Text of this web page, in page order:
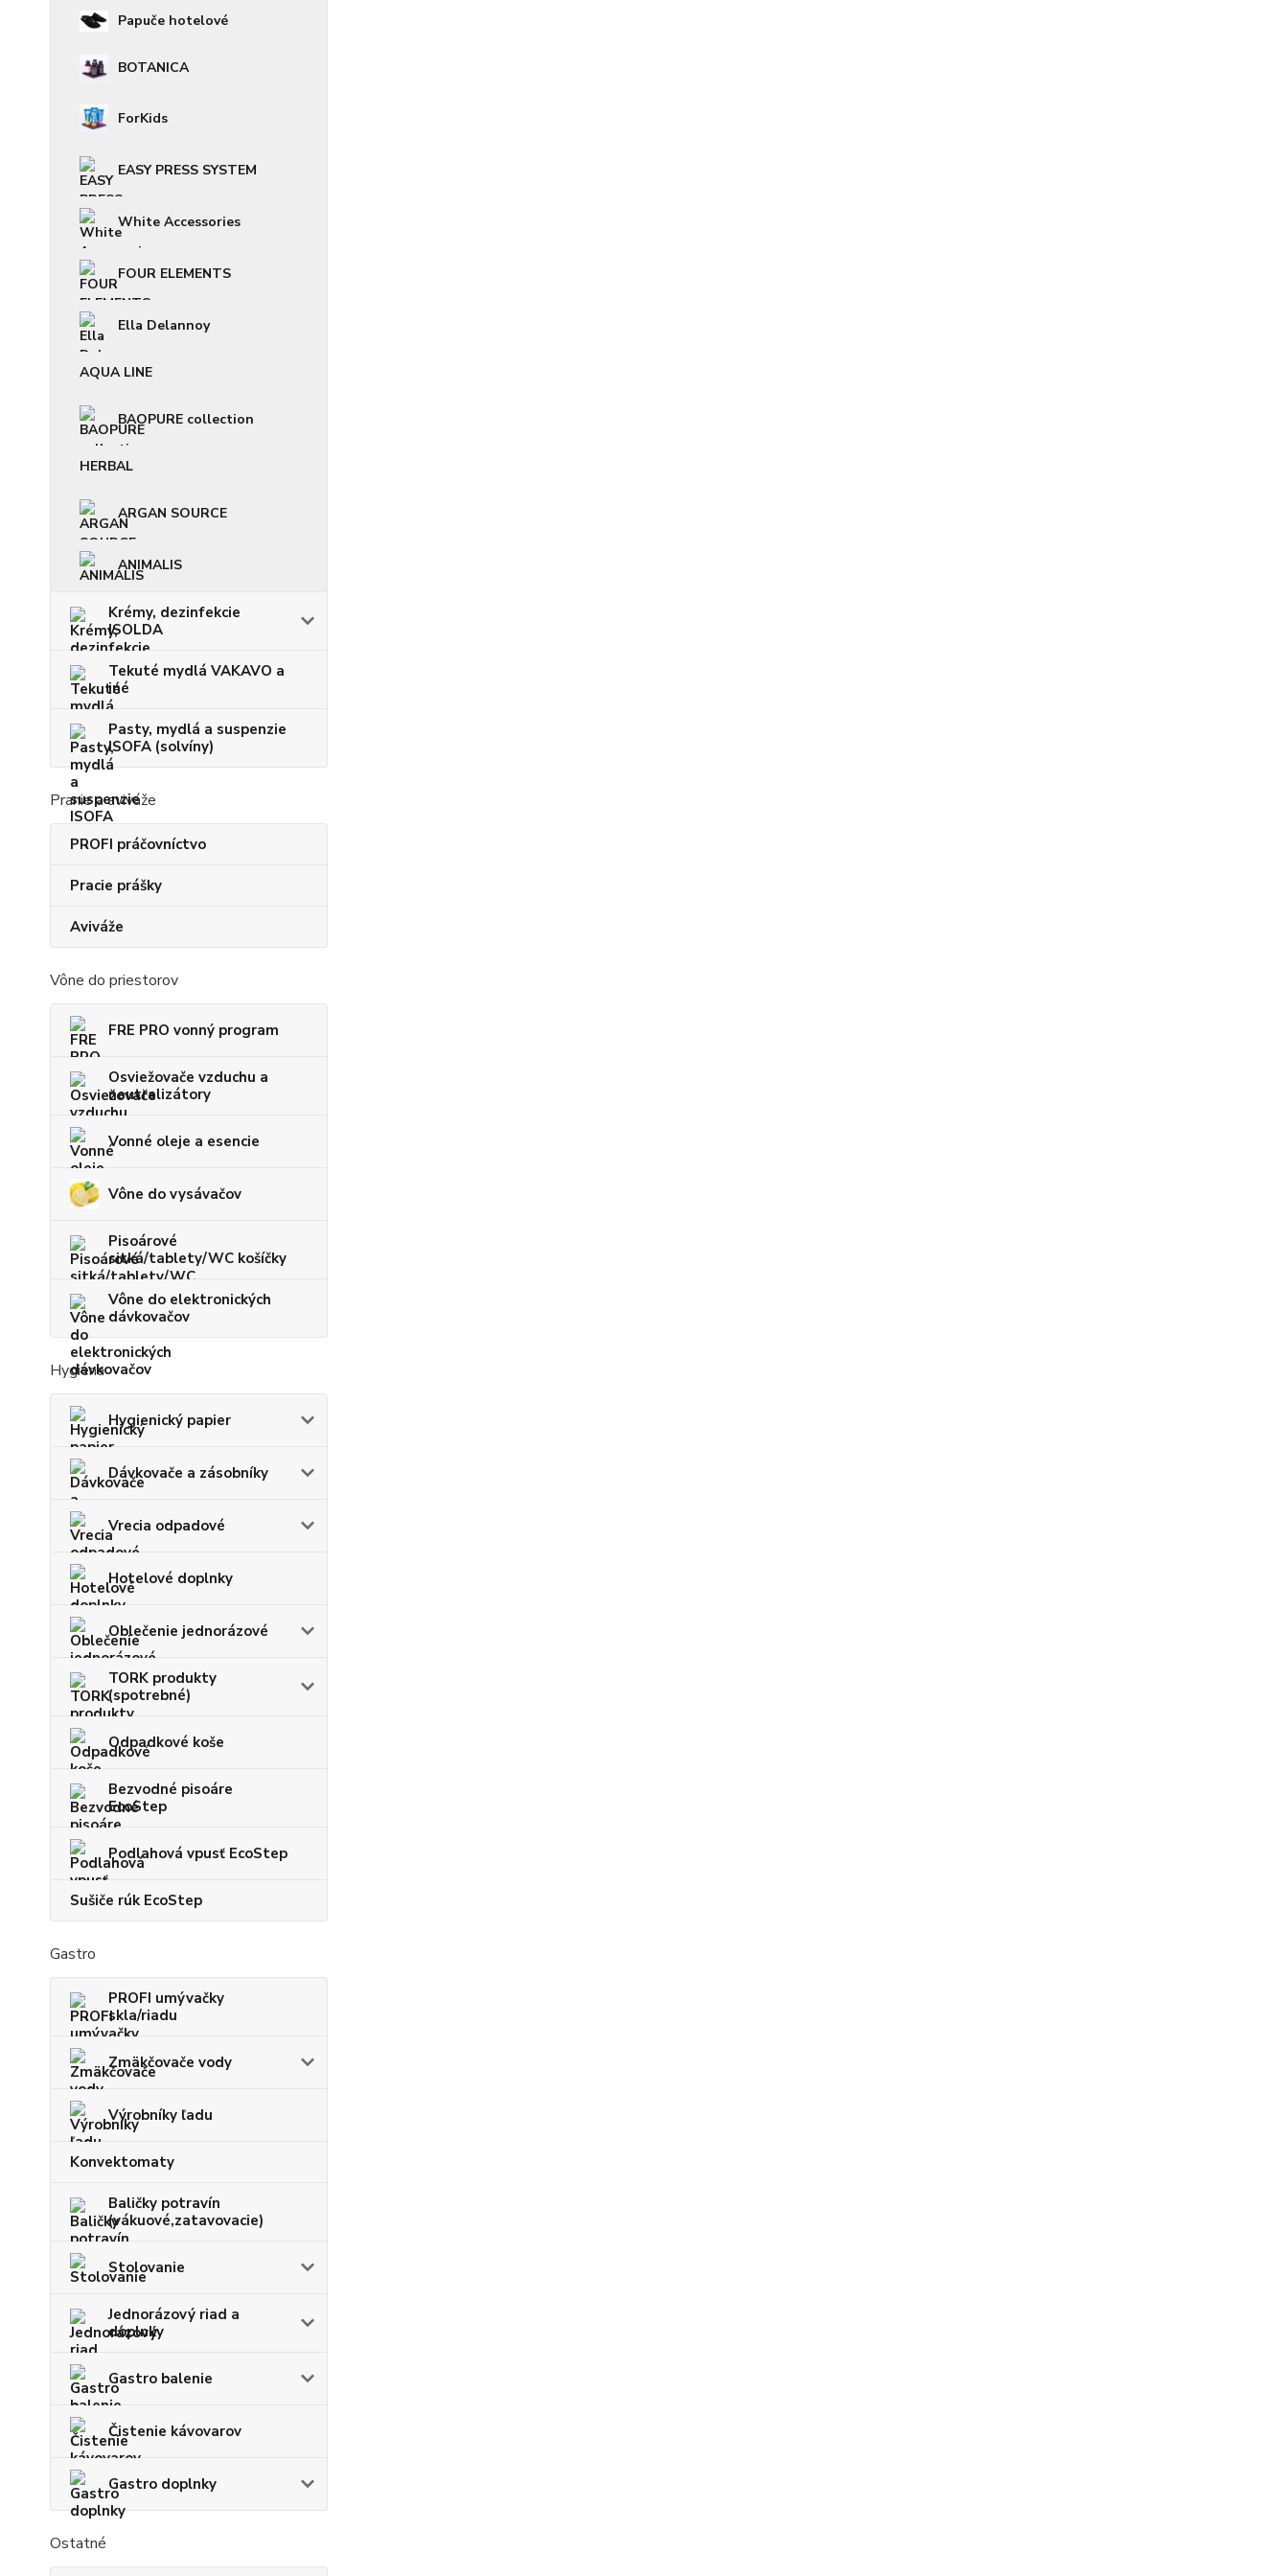
Papuče hotelové
BOTANICA
ForKids
EASY PRESS SYSTEM
White Accessories
FOUR ELEMENTS
Ella Delannoy
AQUA LINE
BAOPURE collection
HERBAL
ARGAN SOURCE
ANIMALIS
Krémy, dezinfekcie
ISOLDA
Tekuté mydlá VAKAVO a
iné
Pasty, mydlá a suspenzie
ISOFA (solvíny)
Pranie a aviváže
PROFI práčovníctvo
Pracie prášky
Aviváže
Vône do priestorov
FRE PRO vonný program
Osviežovače vzduchu a
neutralizátory
Vonné oleje a esencie
Vône do vysávačov
Pisoárové
sitká/tablety/WC košíčky
Vône do elektronických
dávkovačov
Hygiena
Hygienický papier
Dávkovače a zásobníky
Vrecia odpadové
Hotelové doplnky
Oblečenie jednorázové
TORK produkty
(spotrebné)
Odpadkové koše
Bezvodné pisoáre
EcoStep
Podlahová vpusť EcoStep
Sušiče rúk EcoStep
Gastro
PROFI umývačky
skla/riadu
Zmäkčovače vody
Výrobníky ľadu
Konvektomaty
Baličky potravín
(vákuové,zatavovacie)
Stolovanie
Jednorázový riad a
doplnky
Gastro balenie
Čistenie kávovarov
Gastro doplnky
Ostatné